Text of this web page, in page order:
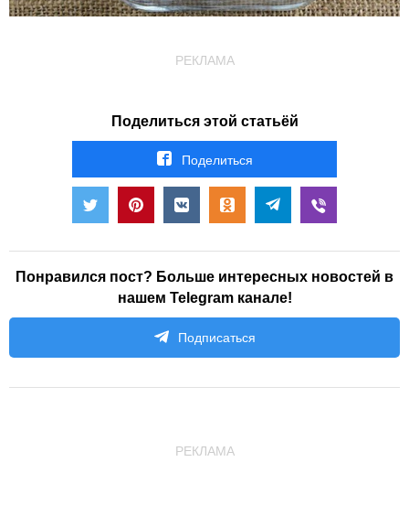
РЕКЛАМА
Поделиться этой статьёй
Поделиться
Понравился пост? Больше интересных новостей в
нашем Telegram канале!
Подписаться
РЕКЛАМА